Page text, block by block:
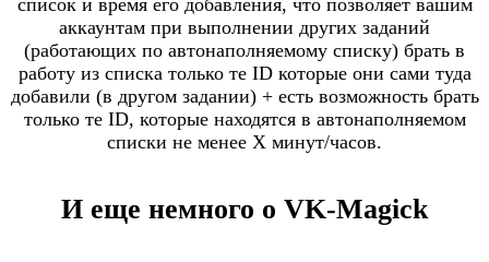
список и время его добавления, что позволяет вашим
аккаунтам при выполнении других заданий
(работающих по автонаполняемому списку) брать в
работу из списка только те ID которые они сами туда
добавили (в другом задании) + есть возможность брать
только те ID, которые находятся в автонаполняемом
списки не менее X минут/часов.
И еще немного о VK-Magick